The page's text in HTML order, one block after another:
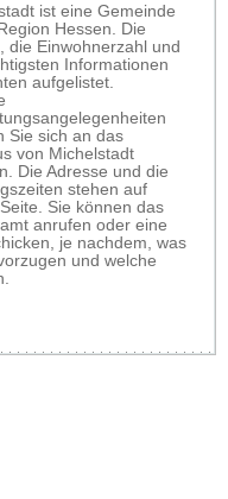
ist eine Gemeinde
Hessen. Die
die Einwohnerzahl und
Informationen
aufgelistet.
Sie sich an das
von Michelstadt
Die Adresse und die
stehen auf
Sie können das
anrufen oder eine
je nachdem, was
und welche